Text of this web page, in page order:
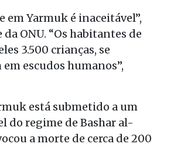
em Yarmuk é inaceitável”,
ONU. “Os habitantes de
3.500 crianças, se
escudos humanos”,
está submetido a um
do regime de Bashar al-
a morte de cerca de 200